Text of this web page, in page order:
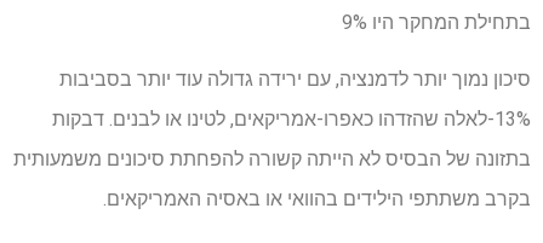
בתחילת המחקר היו 9%
סיכון נמוך יותר לדמנציה, עם ירידה גדולה עוד יותר בסביבות
13%-לאלה שהזדהו כאפרו-אמריקאים, לטינו או לבנים. דבקות
בתזונה של הבסיס לא הייתה קשורה להפחתת סיכונים משמעותית
בקרב משתתפי הילידים בהוואי או באסיה האמריקאים.